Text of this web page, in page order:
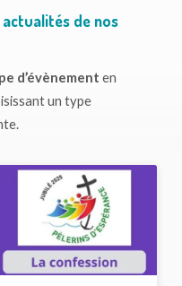
de nos
d’évènement en
un type